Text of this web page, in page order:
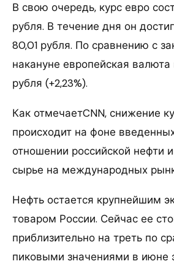
В свою очередь, курс евро
рубля. В течение дня он
80,01 рубля. По сравнению с
накануне европейская валюта
рубля (+2,23%).
Как отмечаетCNN, снижение
происходит на фоне
отношении российской нефти
сырье на международных
Нефть остается крупнейшим
товаром России. Сейчас ее
приблизительно на треть по
пиковыми значениями в июне